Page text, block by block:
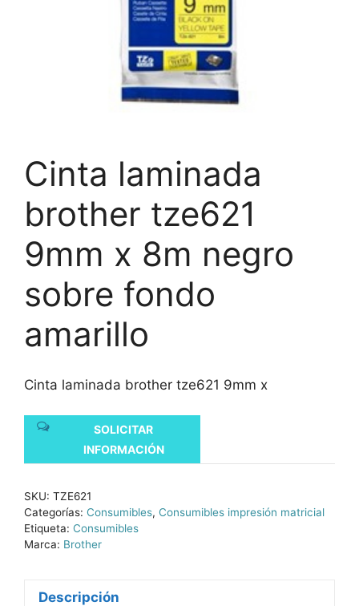
Cinta laminada
brother tze621
9mm x 8m negro
sobre fondo
amarillo
Cinta laminada brother tze621 9mm x
SOLICITAR
INFORMACIÓN
SKU: TZE621
Categorías: Consumibles, Consumibles impresión matricial
Etiqueta: Consumibles
Marca: Brother
Descripción